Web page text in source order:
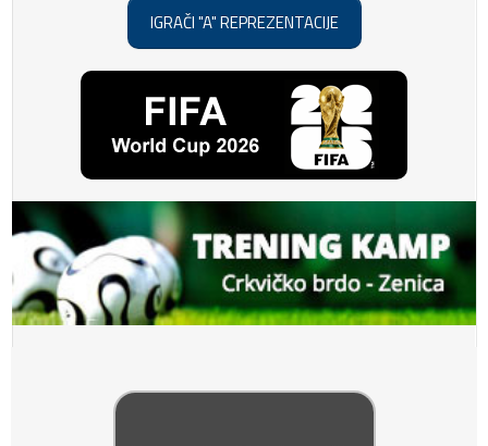
IGRAČI "A" REPREZENTACIJE